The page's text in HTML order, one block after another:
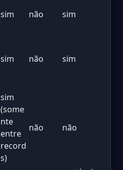
sim não sim
sim não sim
sim
(some
nte
entre
record
s)
não não